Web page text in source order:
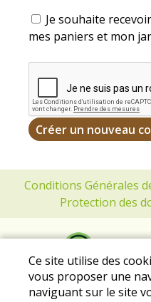
Je souhaite
mes paniers et mon
Conditions Générales
Protection des
Ce site utilise des
vous proposer une
naviguant sur le site